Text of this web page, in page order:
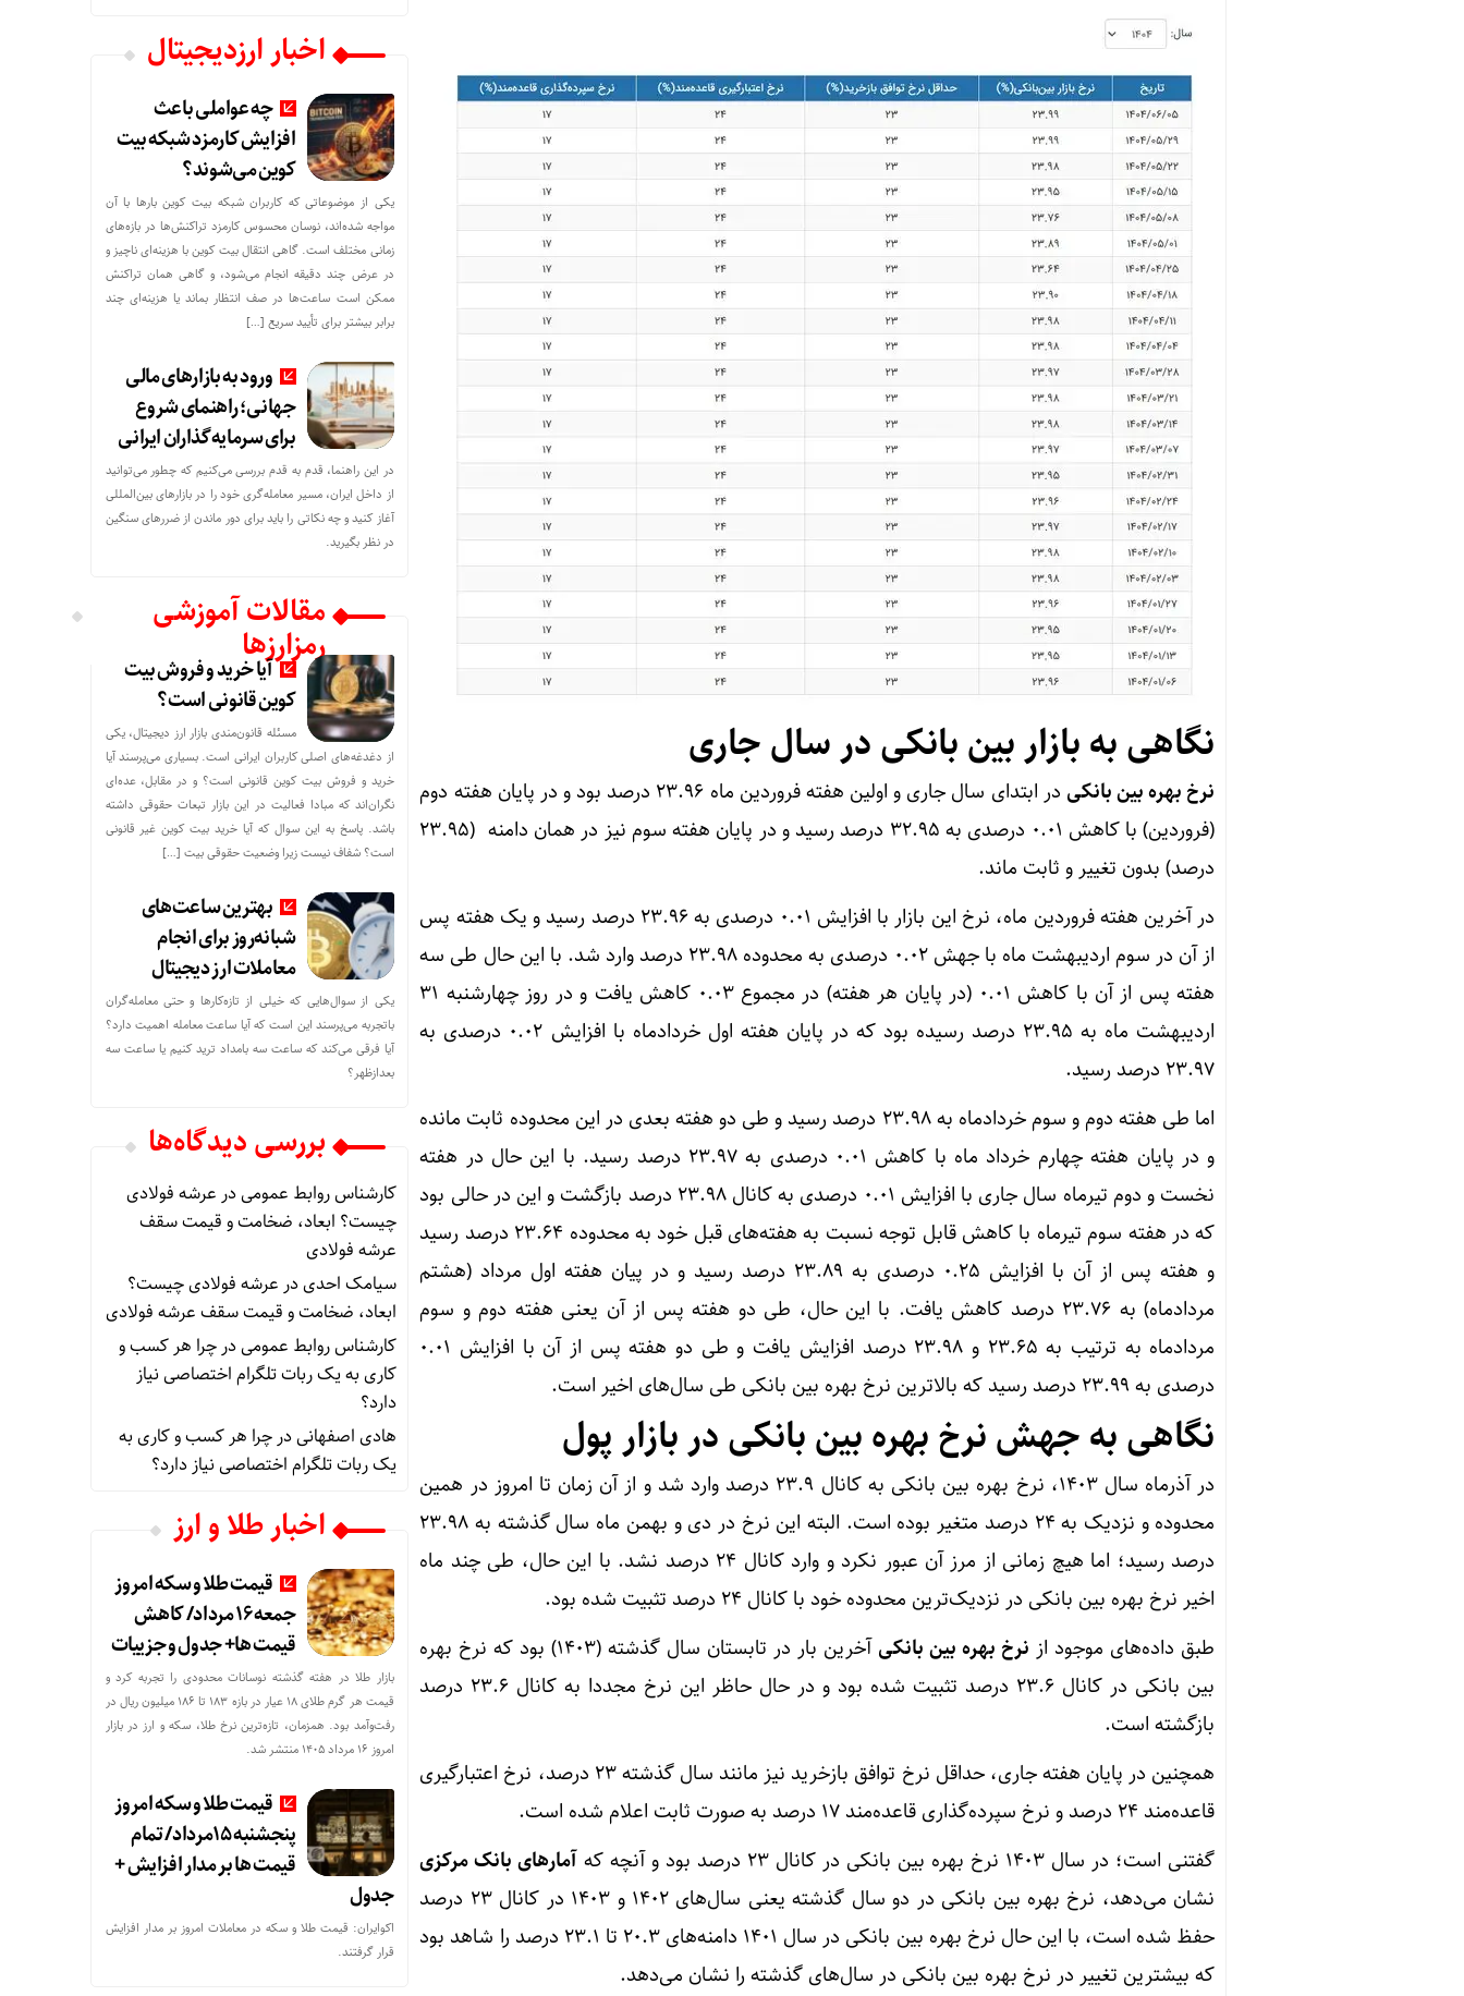
نگاهی به بازار بین بانکی در سال جاری
نرخ بهره بین بانکی
در ابتدای سال جاری و اولین هفته فروردین ماه ۲۳.۹۶ درصد بود و در پایان هفته دوم
(فروردین) با کاهش ۰.۰۱ درصدی به ۳۲.۹۵ درصد رسید و در پایان هفته سوم نیز در همان دامنه (۲۳.۹۵
درصد) بدون تغییر و ثابت ماند.
در آخرین هفته فروردین ماه، نرخ این بازار با افزایش ۰.۰۱ درصدی به ۲۳.۹۶ درصد رسید و یک هفته پس
از آن در سوم اردیبهشت ماه با جهش ۰.۰۲ درصدی به محدوده ۲۳.۹۸ درصد وارد شد. با این حال طی سه
هفته پس از آن با کاهش ۰.۰۱ (در پایان هر هفته) در مجموع ۰.۰۳ کاهش یافت و در روز چهارشنبه ۳۱
اردیبهشت ماه به ۲۳.۹۵ درصد رسیده بود که در پایان هفته اول خردادماه با افزایش ۰.۰۲ درصدی به
۲۳.۹۷ درصد رسید.
اما طی هفته دوم و سوم خردادماه به ۲۳.۹۸ درصد رسید و طی دو هفته بعدی در این محدوده ثابت مانده
و در پایان هفته چهارم خرداد ماه با کاهش ۰.۰۱ درصدی به ۲۳.۹۷ درصد رسید. با این حال در هفته
نخست و دوم تیرماه سال جاری با افزایش ۰.۰۱ درصدی به کانال ۲۳.۹۸ درصد بازگشت و این در حالی بود
که در هفته سوم تیرماه با کاهش قابل توجه نسبت به هفته‌های قبل خود به محدوده ۲۳.۶۴ درصد رسید
و هفته پس از آن با افزایش ۰.۲۵ درصدی به ۲۳.۸۹ درصد رسید و در پیان هفته اول مرداد (هشتم
مردادماه) به ۲۳.۷۶ درصد کاهش یافت. با این حال، طی دو هفته پس از آن یعنی هفته دوم و سوم
مردادماه به ترتیب به ۲۳.۶۵ و ۲۳.۹۸ درصد افزایش یافت و طی دو هفته پس از آن با افزایش ۰.۰۱
درصدی به ۲۳.۹۹ درصد رسید که بالاترین نرخ بهره بین بانکی طی سال‌های اخیر است.
نگاهی به جهش نرخ بهره بین بانکی در بازار پول
در آذرماه سال ۱۴۰۳، نرخ بهره بین بانکی به کانال ۲۳.۹ درصد وارد شد و از آن زمان تا امروز در همین
محدوده و نزدیک به ۲۴ درصد متغیر بوده است. البته این نرخ در دی و بهمن ماه سال گذشته به ۲۳.۹۸
درصد رسید؛ اما هیچ زمانی از مرز آن عبور نکرد و وارد کانال ۲۴ درصد نشد. با این حال، طی چند ماه
اخیر نرخ بهره بین بانکی در نزدیک‌ترین محدوده خود با کانال ۲۴ درصد تثبیت شده بود.
طبق داده‌های موجود از نرخ بهره بین بانکی
آخرین بار در تابستان سال گذشته (۱۴۰۳) بود که نرخ بهره
بین بانکی در کانال ۲۳.۶ درصد تثبیت شده بود و در حال حاظر این نرخ مجددا به کانال ۲۳.۶ درصد
بازگشته است.
همچنین در پایان هفته جاری، حداقل نرخ توافق بازخرید نیز مانند سال گذشته ۲۳ درصد، نرخ اعتبارگیری
قاعده‌مند ۲۴ درصد و نرخ سپرده‌گذاری قاعده‌مند ۱۷ درصد به صورت ثابت اعلام شده است.
گفتنی است؛ در سال ۱۴۰۳ نرخ بهره بین بانکی در کانال ۲۳ درصد بود و آنچه که
آمار‌های بانک مرکزی
نشان می‌دهد، نرخ بهره بین بانکی در دو سال گذشته یعنی سال‌های ۱۴۰۲ و ۱۴۰۳ در کانال ۲۳ درصد
حفظ شده است، با این حال نرخ بهره بین بانکی در سال ۱۴۰۱ دامنه‌های ۲۰.۳ تا ۲۳.۱ درصد را شاهد بود
که بیشترین تغییر در نرخ بهره بین بانکی در سال‌های گذشته را نشان می‌دهد.
اخبار ارزدیجیتال
چه عواملی باعث
افزایش کارمزد شبکه بیت
کوین می‌شوند؟
یکی از موضوعاتی که کاربران شبکه بیت کوین بارها با آن
مواجه شده‌اند، نوسان محسوس کارمزد تراکنش‌ها در بازه‌های
زمانی مختلف است. گاهی انتقال بیت کوین با هزینه‌ای ناچیز و
در عرض چند دقیقه انجام می‌شود، و گاهی همان تراکنش
ممکن است ساعت‌ها در صف انتظار بماند یا هزینه‌ای چند
برابر بیشتر برای تأیید سریع […]
ورود به بازارهای مالی
جهانی؛ راهنمای شروع
برای سرمایه‌گذاران ایرانی
در این راهنما، قدم به قدم بررسی می‌کنیم که چطور می‌توانید
از داخل ایران، مسیر معامله‌گری خود را در بازارهای بین‌المللی
آغاز کنید و چه نکاتی را باید برای دور ماندن از ضررهای سنگین
در نظر بگیرید.
مقالات آموزشی
رمزارزهاآیا خرید و فروش بیت
کوین قانونی است؟
مسئله قانون‌مندی بازار ارز دیجیتال، یکی
از دغدغه‌های اصلی کاربران ایرانی است. بسیاری می‌پرسند آیا
خرید و فروش بیت کوین قانونی است؟ و در مقابل، عده‌ای
نگران‌اند که مبادا فعالیت در این بازار تبعات حقوقی داشته
باشد. پاسخ به این سوال که آیا خرید بیت کوین غیر قانونی
است؟ شفاف نیست زیرا وضعیت حقوقی بیت‌ […]
بهترین ساعت‌های
شبانه‌روز برای انجام
معاملات ارز دیجیتال
یکی از سوال‌هایی که خیلی از تازه‌کارها و حتی معامله‌گران
باتجربه می‌پرسند این است که آیا ساعت معامله اهمیت دارد؟
آیا فرقی می‌کند که ساعت سه بامداد ترید کنیم یا ساعت سه
بعدازظهر؟
بررسی دیدگاه‌ها
کارشناس روابط عمومیدر عرشه فولادی
چیست؟ ابعاد، ضخامت و قیمت سقف
عرشه فولادی
سیامک احدیدر عرشه فولادی چیست؟
ابعاد، ضخامت و قیمت سقف عرشه فولادی
کارشناس روابط عمومیدرچرا هر کسب‌ و
کاری به یک ربات تلگرام اختصاصی نیاز
دارد؟
هادی اصفهانیدرچرا هر کسب‌ و کاری به
یک ربات تلگرام اختصاصی نیاز دارد؟
اخبار طلا و ارز
قیمت طلا و سکه امروز
جمعه ۱۶ مرداد/ کاهش
قیمت ها+ جدول و جزییات
بازار طلا در هفته گذشته نوسانات محدودی را تجربه کرد و
قیمت هر گرم طلای ۱۸ عیار در بازه ۱۸۳ تا ۱۸۶ میلیون ریال در
رفت‌وآمد بود. همزمان، تازه‌ترین نرخ طلا، سکه و ارز در بازار
امروز ۱۶ مرداد ۱۴۰۵ منتشر شد.
قیمت طلا و سکه امروز
پنجشنبه 15مرداد/ تمام
قیمت ها بر مدار افزایش +
جدول
اکوایران: قیمت طلا و سکه در معاملات امروز بر مدار افزایش
قرار گرفتند.